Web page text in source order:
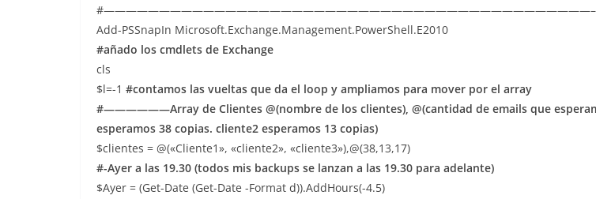
#————————————————————————————————————————————–
Add-PSSnapIn Microsoft.Exchange.Management.PowerShell.E2010
#añado los cmdlets de Exchange
cls
$l=-1 #contamos las vueltas que da el loop y ampliamos para mover por el array
#——————Array de Clientes @(nombre de los clientes), @(cantidad de emails que
esperamos 38 copias. cliente2 esperamos 13 copias)
$clientes = @(«Cliente1», «cliente2», «cliente3»),@(38,13,17)
#-Ayer a las 19.30 (todos mis backups se lanzan a las 19.30 para adelante)
$Ayer = (Get-Date (Get-Date -Format d)).AddHours(-4.5)